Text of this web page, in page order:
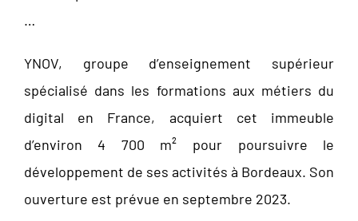
…
YNOV, groupe d’enseignement supérieur
spécialisé dans les formations aux métiers du
digital en France, acquiert cet immeuble
d’environ 4 700 m² pour poursuivre le
développement de ses activités à Bordeaux. Son
ouverture est prévue en septembre 2023.